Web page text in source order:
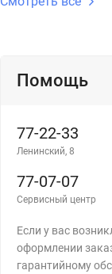
Помощь
77-22-33
Ленинский, 8
77-07-07
Сервисный центр
Если у вас
оформлении
гарантийному